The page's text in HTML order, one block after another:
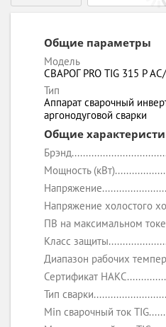
Общие параметры
Модель
СВАРОГ PRO TIG 315 P
Тип
Аппарат сварочный
аргонодуговой сварки
Общие
Брэнд
Мощность (кВт)
Напряжение
Напряжение холостого
ПВ на максимальном токе
Класс защиты
Диапазон рабочих
Сертификат НАКС
Тип сварки
Min сварочный ток TIG